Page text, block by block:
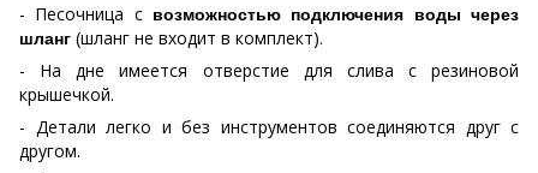
- Песочница с возможностью подключения воды через
шланг (шланг не входит в комплект).
- На дне имеется отверстие для слива с резиновой
крышечкой.
- Детали легко и без инструментов соединяются друг с
другом.